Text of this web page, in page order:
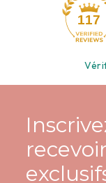
117